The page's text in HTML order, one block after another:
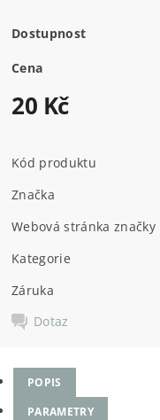
Dostupnost
Cena
20 Kč
Kód produktu
Značka
Webová stránka značky
Kategorie
Záruka
Dotaz
POPIS
PARAMETRY